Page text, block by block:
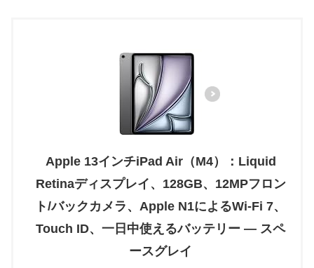
Apple 13インチiPad Air（M4）：Liquid
Retinaディスプレイ、128GB、12MPフロン
ト/バックカメラ、Apple N1によるWi-Fi 7、
Touch ID、一日中使えるバッテリー — スペ
ースグレイ